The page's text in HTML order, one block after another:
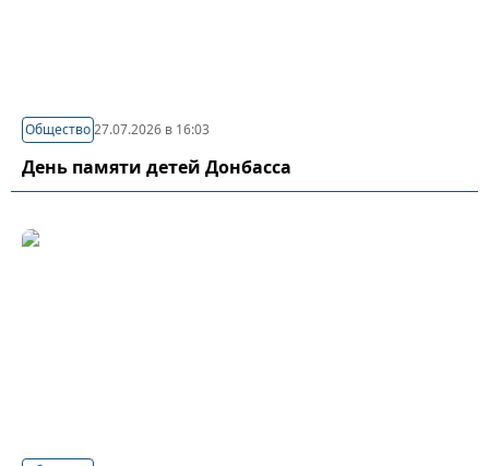
Общество27.07.2026 в 16:03
День памяти детей Донбасса